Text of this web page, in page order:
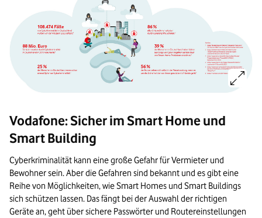
Bild vergrößern:
Cyberkriminalität in Deutschland: 2020 wurden 108.474 Fälle von
25 % der Menschen waren bereits Opfer von Cyberkriminalität. 86
39 % der Menschen verzichteten aus Sorge vor Angriffen auf den
56 % der Nutzer sehen sich selbst in der Verantwortung für die
Illustrationen zeigen vernetzte Nutzer und Hacker in Wolken über
Vodafone: Sicher im Smart Home und
Smart Building
Cyberkriminalität kann eine große Gefahr für Vermieter und
Bewohner sein. Aber die Gefahren sind bekannt und es gibt eine
Reihe von Möglichkeiten, wie Smart Homes und Smart Buildings
sich schützen lassen. Das fängt bei der Auswahl der richtigen
Geräte an, geht über sichere Passwörter und Routereinstellungen